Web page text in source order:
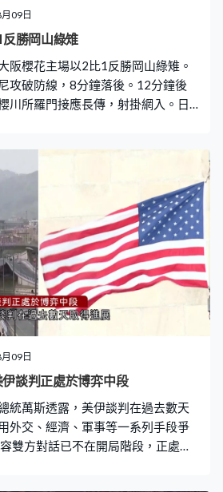
「打卡」互動。 雖然沒有正式獲任
蘭警察歡迎，亦視牠為同僚，Nimis
英國倫敦的警察到訪，連香港人亦
另一隻黑貓，名叫Boef，即是罪
09日
反勝岡山綠雉
阪櫻花主場以2比1反勝岡山綠雉。
攻破防線，8分鐘落後。12分鐘後
川所羅門接應長傳，射掛網入。日
09日
談判正處於博弈中段
統萬斯透露，美伊談判在過去數天
外交、經濟、軍事等一系列手段爭
雙方對話已不在開局階段，正處於